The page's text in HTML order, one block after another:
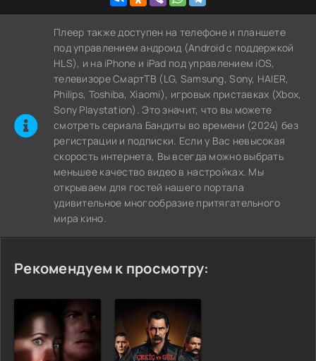
Плеер также доступен на телефоне и планшете
под управлением андроид (Android с поддержкой
HLS), и на iPhone и iPad под управлением iOS,
телевизоре СмартТВ (LG, Samsung, Sony, HAIER,
Philips, Toshiba, Xiaomi), игровых приставках (Xbox,
Sony Playstation). Это значит, что вы можете
cмотреть сериала Бандиты во времени (2024) без
регистрации и подписки. Если у Вас невысокая
скорость интернета, Вы всегда можно выбрать
меньшее качество видео в настройках. Мы
открываем для гостей нашего портала
удивительное многообразие притягательного
мира кино.
Рекомендуем к просмотру: